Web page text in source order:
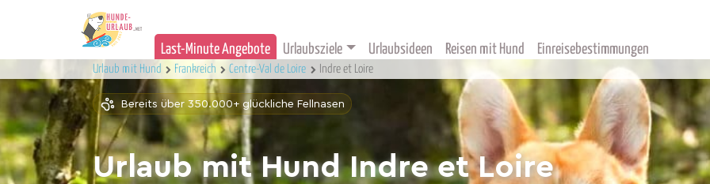
Last-Minute Angebote Urlaubsziele Urlaubsideen Reisen mit Hund Einreisebestimmungen
Urlaub mit Hund Frankreich Centre-Val de Loire Indre et Loire
Bereits über 350.000+ glückliche Fellnasen
Urlaub mit Hund Indre et Loire